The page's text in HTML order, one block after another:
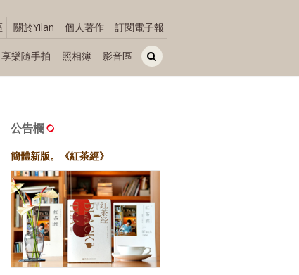
關於Yilan 個人著作 訂閱電子報
享樂隨手拍 照相簿 影音區
公告欄
簡體新版。《紅茶經》